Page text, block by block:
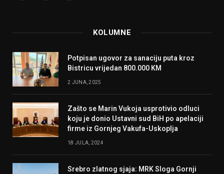
KOLUMNE
Potpisan ugovor za sanaciju puta kroz
Bistricu vrijedan 800.000 KM
2 JUNA, 2025
Zašto se Marin Vukoja usprotivio odluci
koju je donio Ustavni sud BiH po apelaciji
firme iz Gornjeg Vakufa-Uskoplja
18 JULA, 2024
Srebro zlatnog sjaja: MRK Sloga Gornji